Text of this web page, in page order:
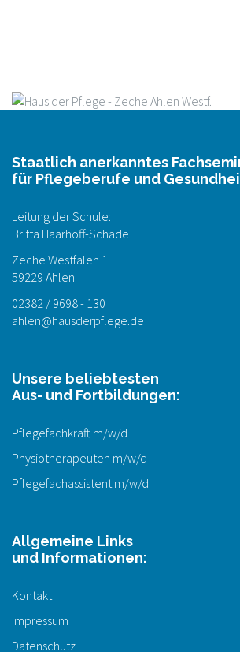
Staatlich anerkanntes
für Pflegeberufe und
Leitung der Schule:
Britta Haarhoff-Schade
Zeche Westfalen 1
59229 Ahlen
02382 / 9698 - 130
ahlen@hausderpflege.de
Unsere beliebtesten
Aus- und Fortbildungen:
Pflegefachkraft m/w/d
Physiotherapeuten m/w/d
Pflegefachassistent m/w/d
Allgemeine Links
und Informationen:
Kontakt
Impressum
Datenschutz